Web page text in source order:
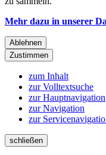
Mehr dazu in unserer
Ablehnen
Zustimmen
zum Inhalt
zur Volltextsuche
zur Hauptnavigation
zur Navigation
zur
schließen